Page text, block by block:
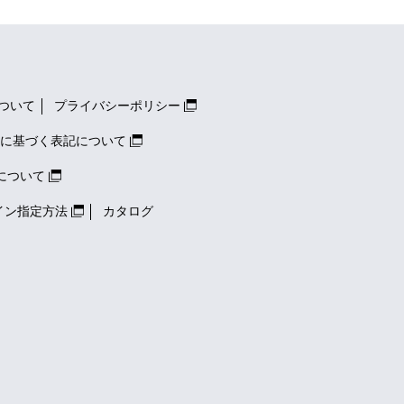
いて プライバシーポリシー
基づく表記について
ついて
ン指定方法 カタログ